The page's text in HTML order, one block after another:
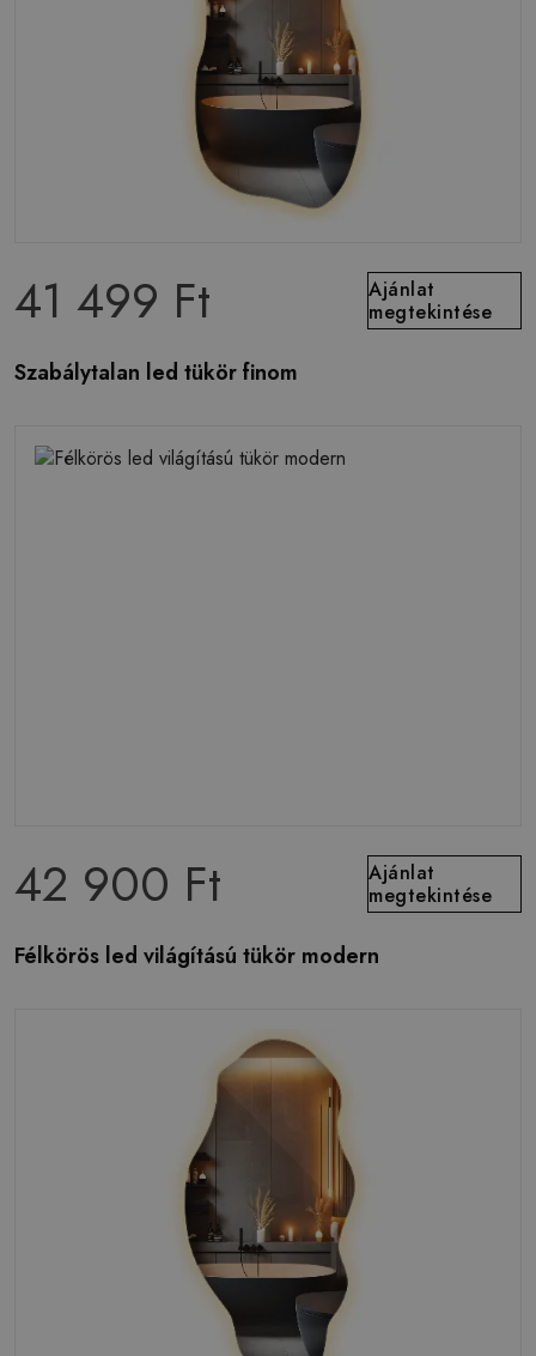
41 499 Ft
Ajánlat
megtekintése
Szabálytalan led tükör finom
42 900 Ft
Ajánlat
megtekintése
Félkörös led világítású tükör modern